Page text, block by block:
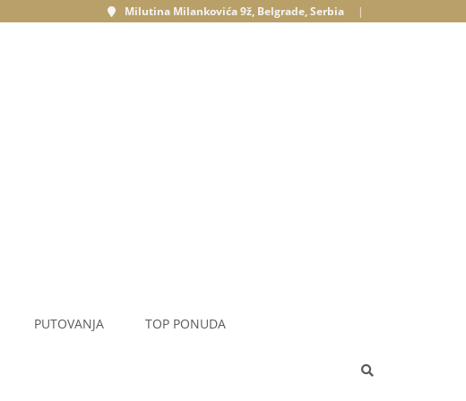
Milutina Milankovića 9ž, Belgrade, Serbia |
PUTOVANJA TOP PONUDA